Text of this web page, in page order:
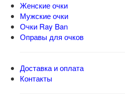
Женские очки
Мужские очки
Очки Ray Ban
Оправы для очков
Доставка и оплата
Контакты